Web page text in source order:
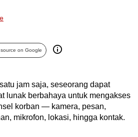
on Google
jam saja, seseorang dapat
lunak berbahaya untuk mengakses
korban — kamera, pesan,
mikrofon, lokasi, hingga kontak.